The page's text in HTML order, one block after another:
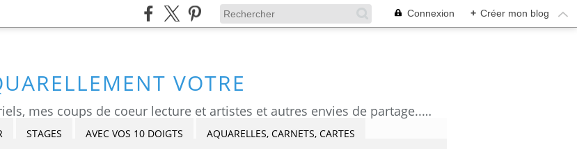
Connexion + Créer mon blog
VOTRE
découvrez mes aquarelles, mes tutoriels, mes coups de coeur lecture et artistes et autres envies de partage....Céline Castaingt-T.
STAGES AVEC VOS 10 DOIGTS AQUARELLES, CARNETS, CARTES